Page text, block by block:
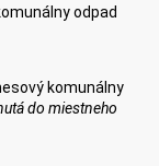
odpad
komunálny
ádo miestneho